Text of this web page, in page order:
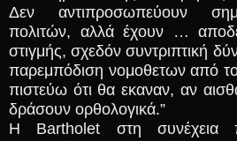
Δεν αντιπροσωπεύουν
πολιτών, αλλά έχουν …
στιγμής, σχεδόν συντριπτική
παρεμπόδιση νομοθετων από
πιστεύω ότι θα εκαναν, αν
δράσουν ορθολογικά.”
Η Bartholet στη συνέχεια